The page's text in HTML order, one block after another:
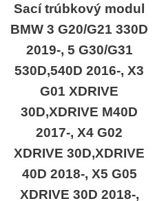
Sací trúbkový modul
BMW 3 G20/G21 330D
2019-, 5 G30/G31
530D,540D 2016-, X3
G01 XDRIVE
30D,XDRIVE M40D
2017-, X4 G02
XDRIVE 30D,XDRIVE
40D 2018-, X5 G05
XDRIVE 30D 2018-,